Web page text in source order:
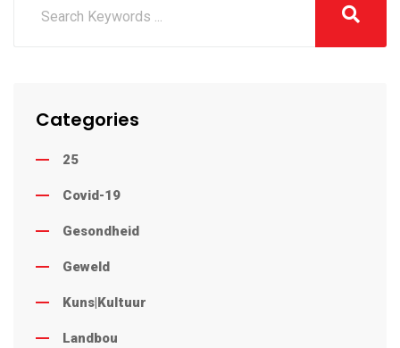
Categories
25
Covid-19
Gesondheid
Geweld
Kuns|Kultuur
Landbou